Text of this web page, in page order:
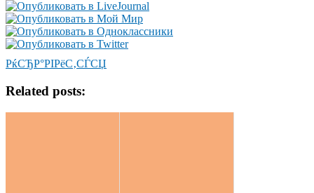
РќСЂР°РІРёС‚СЃСЏ
Related posts: